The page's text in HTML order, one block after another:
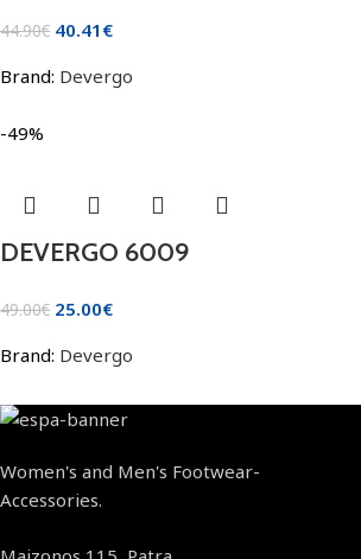
44.90€ 40.41 €
Brand: Devergo
-49%
DEVERGO 6009
49.00€ 25.00€
Brand: Devergo
Women's and Men's Footwear-
Accessories.